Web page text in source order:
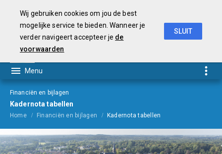
Financiën en bijlagen
Kadernota tabellen
Home Financiën en bijlagen Kadernota tabellen
Wij gebruiken cookies om jou de best
mogelijke service te bieden. Wanneer je
verder navigeert accepteer je de
voorwaarden
SLUIT